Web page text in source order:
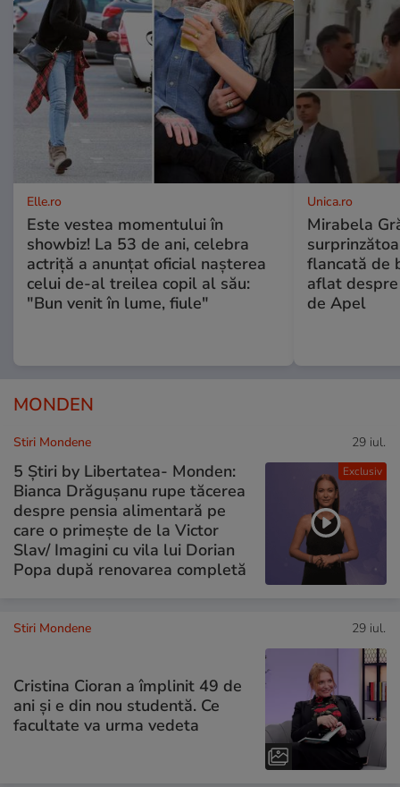
Elle.ro
Este vestea momentului în
showbiz! La 53 de ani, celebra
actriță a anunțat oficial nașterea
celui de-al treilea copil al său:
"Bun venit în lume, fiule"
Unica.ro
Mirabela
flancată de
aflat
de Apel
MONDEN
Exclusiv
Stiri Mondene 29 iul.
5 Știri by Libertatea- Monden:
Bianca Drăgușanu rupe tăcerea
despre pensia alimentară pe
care o primește de la Victor
Slav/ Imagini cu vila lui Dorian
Popa după renovarea completă
Stiri Mondene 29 iul.
Cristina Cioran a împlinit 49 de
ani și e din nou studentă. Ce
facultate va urma vedeta